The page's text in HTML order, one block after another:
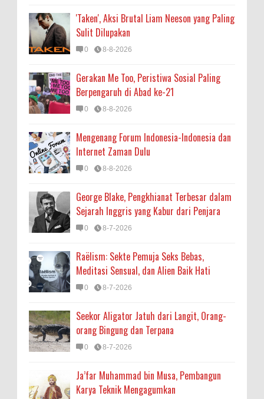
'Taken', Aksi Brutal Liam Neeson yang Paling
Sulit Dilupakan
0 8-8-2026
Gerakan Me Too, Peristiwa Sosial Paling
Berpengaruh di Abad ke-21
0 8-8-2026
Mengenang Forum Indonesia-Indonesia dan
Internet Zaman Dulu
0 8-8-2026
George Blake, Pengkhianat Terbesar dalam
Sejarah Inggris yang Kabur dari Penjara
0 8-7-2026
Raëlism: Sekte Pemuja Seks Bebas,
Meditasi Sensual, dan Alien Baik Hati
0 8-7-2026
Seekor Aligator Jatuh dari Langit, Orang-
orang Bingung dan Terpana
0 8-7-2026
Ja’far Muhammad bin Musa, Pembangun
Karya Teknik Mengagumkan